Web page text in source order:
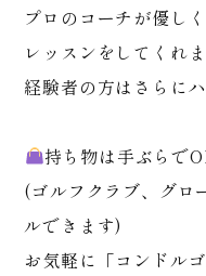
プロのコーチが優し
レッスンをしてくれ
経験者の方はさらに
持ち物は手ぶらで
(ゴルフクラブ、グロ
ルできます)
お気軽に「コンドル